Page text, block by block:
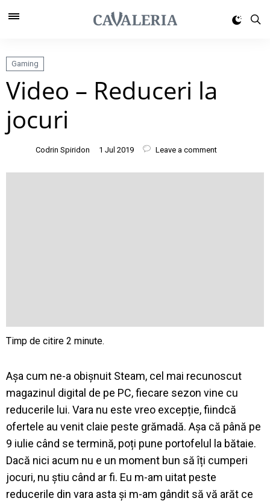
Gaming
Video – Reduceri la
jocuri
Codrin Spiridon 1 Jul 2019 Leave a comment
Așa cum ne-a obișnuit Steam, cel mai recunoscut
magazinul digital de pe PC, fiecare sezon vine cu
reducerile lui. Vara nu este vreo excepție, fiindcă
ofertele au venit claie peste grămadă. Așa că până pe
9 iulie când se termină, poți pune portofelul la bătaie.
Dacă nici acum nu e un moment bun să îți cumperi
jocuri, nu știu când ar fi. Eu m-am uitat peste
reducerile din vara asta și m-am gândit să vă arăt ce